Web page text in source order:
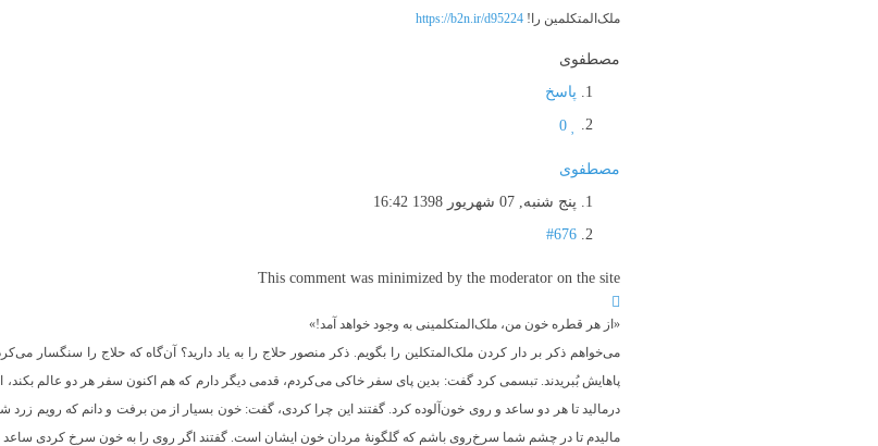
ملک‌المتکلمین را! https://b2n.ir/d95224
مصطفوی
پاسخ
0
مصطفوی
پنج شنبه, 07 شهریور 1398 16:42
#676
This comment was minimized by the moderator on the site
«از هر قطره خون من، ملک‌المتکلمینی به وجود خواهد آمد!»
می‌خواهم ذکر بر دار کردن ملک‌المتکلین را بگویم. ذکر منصور حلاج را به یاد دارید؟ آن‌گاه که حلاج را سنگسار
پاهایش بُبریدند. تبسمی کرد گفت: بدین پای سفر خاکی می‌کردم، قدمی دیگر دارم که هم اکنون سفر هر دو عالم بکند،
درمالید تا هر دو ساعد و روی خون‌آلوده کرد. گفتند این چرا کردی، گفت: خون بسیار از من برفت و دانم که رویم
مالیدم تا در چشم شما سرخ‌روی باشم که گلگونۀ مردان خون ایشان است. گفتند اگر روی را به خون سرخ کردی